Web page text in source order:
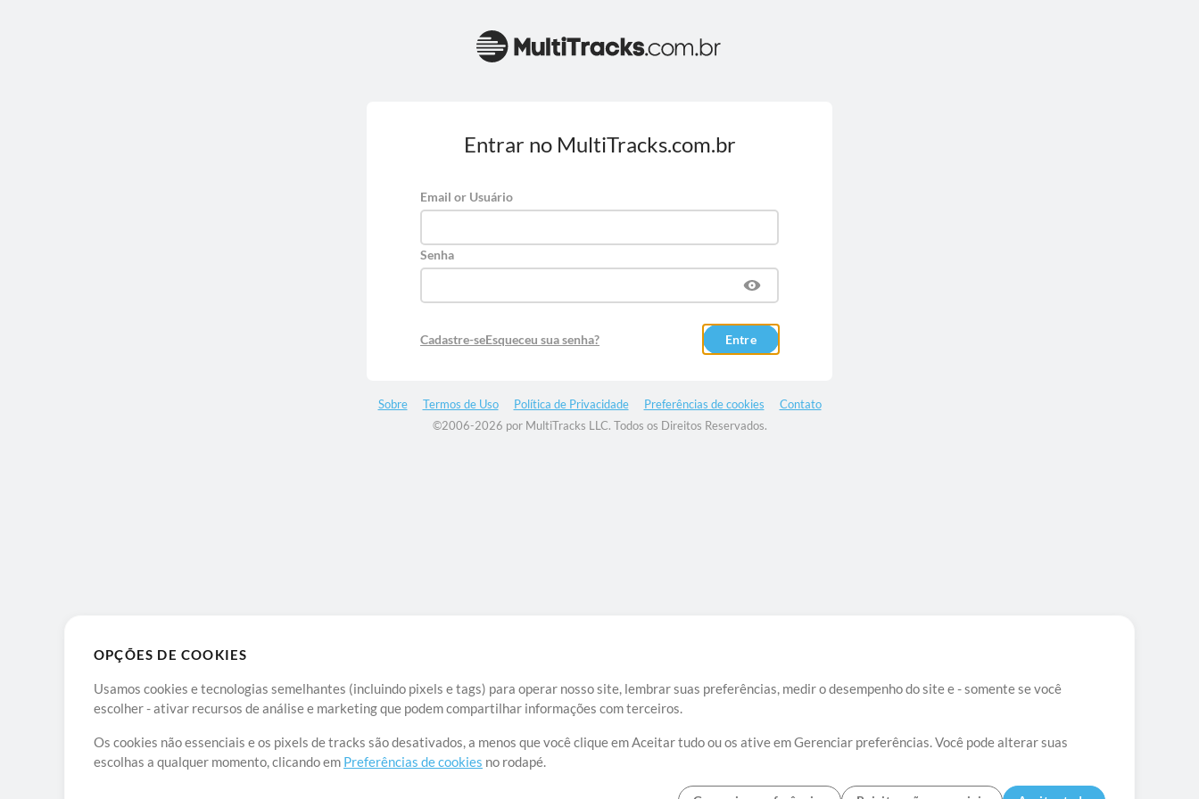
OPÇÕES DE COOKIES
Usamos cookies e tecnologias semelhantes (incluindo pixels e tags) para operar nosso site, lembrar suas preferências, medir o desempenho do site e - somente se você
escolher - ativar recursos de análise e marketing que podem compartilhar informações com terceiros.
Os cookies não essenciais e os pixels de tracks são desativados, a menos que você clique em Aceitar tudo ou os ative em Gerenciar preferências. Você pode alterar suas
escolhas a qualquer momento, clicando em Preferências de cookies no rodapé.
Entrar no MultiTracks.com.br
Email or Usuário
Senha
Cadastre-seEsqueceu sua senha? Entre
Sobre Termos de Uso Política de Privacidade Preferências de cookies
Contato
©2006-2026 por MultiTracks LLC. Todos os Direitos Reservados.